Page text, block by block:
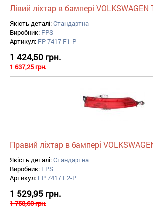
Лівий ліхтар в бампері VOLKSWAGEN
Якість деталі:Стандартна
Виробник: FPS
Артикул: FP 7417 F1-P
1 424,50 грн.
1 637,25 грн.
Правий ліхтар в бампері
Якість деталі:Стандартна
Виробник: FPS
Артикул: FP 7417 F2-P
1 529,95 грн.
1 758,60 грн.